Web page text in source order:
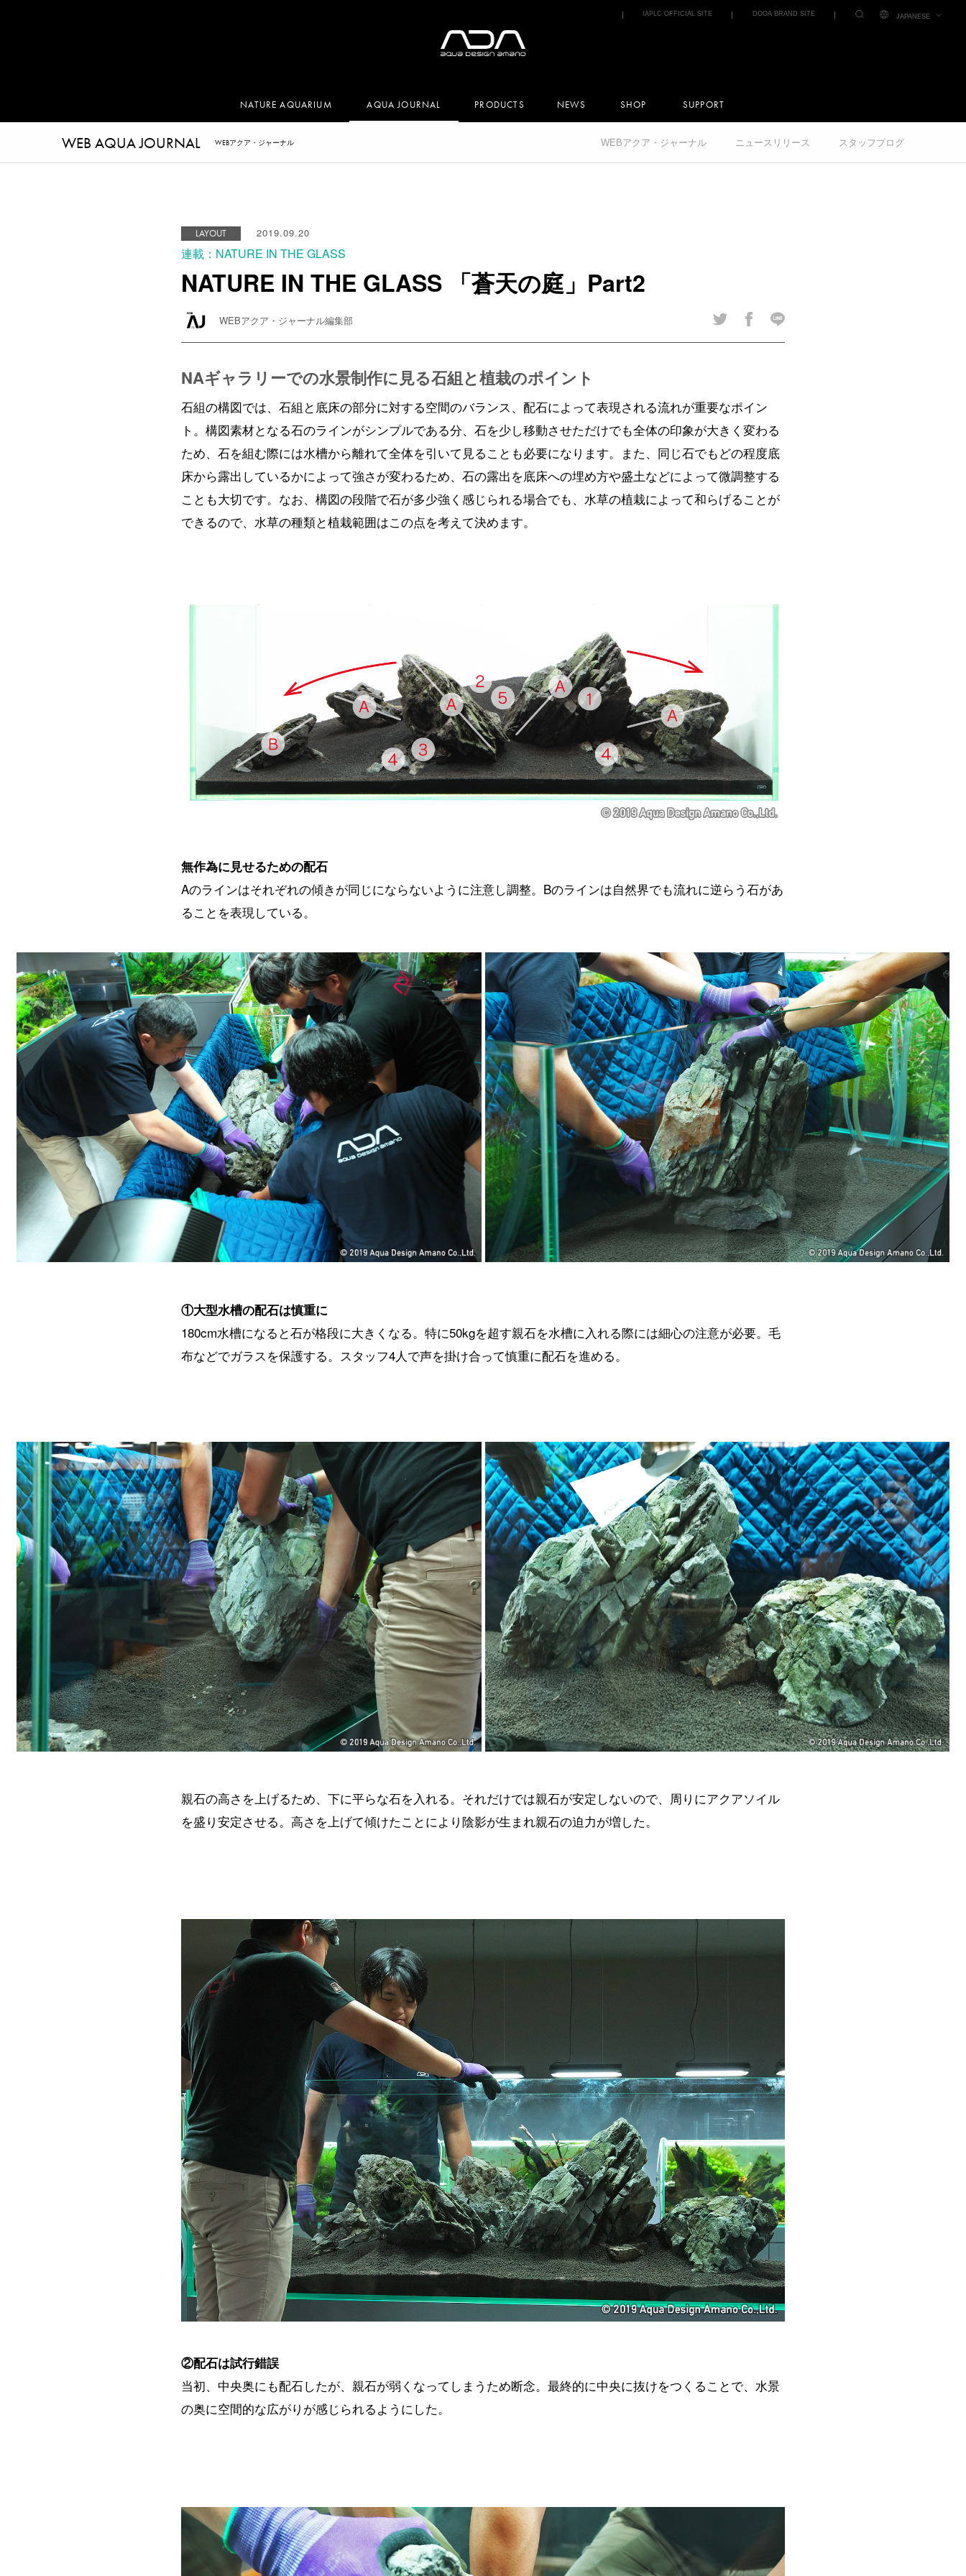
IAPLC OFFICIAL SITE DOOA BRAND SITE JAPANESE
NATURE AQUARIUM AQUA JOURNAL PRODUCTS NEWS SHOP SUPPORT
WEB AQUA JOURNAL WEBアクア・ジャーナル WEBアクア・ジャーナル ニュースリリース スタッフブログ
LAYOUT 2019.09.20
連載：NATURE IN THE GLASS
NATURE IN THE GLASS 「蒼天の庭」Part2
WEBアクア・ジャーナル編集部
NAギャラリーでの水景制作に見る石組と植栽のポイント
石組の構図では、石組と底床の部分に対する空間のバランス、配石によって表現される流れが重要なポイン
ト。構図素材となる石のラインがシンプルである分、石を少し移動させただけでも全体の印象が大きく変わる
ため、石を組む際には水槽から離れて全体を引いて見ることも必要になります。また、同じ石でもどの程度底
床から露出しているかによって強さが変わるため、石の露出を底床への埋め方や盛土などによって微調整する
ことも大切です。なお、構図の段階で石が多少強く感じられる場合でも、水草の植栽によって和らげることが
できるので、水草の種類と植栽範囲はこの点を考えて決めます。
無作為に見せるための配石
Aのラインはそれぞれの傾きが同じにならないように注意し調整。Bのラインは自然界でも流れに逆らう石があ
ることを表現している。
①大型水槽の配石は慎重に
180cm水槽になると石が格段に大きくなる。特に50kgを超す親石を水槽に入れる際には細心の注意が必要。毛
布などでガラスを保護する。スタッフ4人で声を掛け合って慎重に配石を進める。
親石の高さを上げるため、下に平らな石を入れる。それだけでは親石が安定しないので、周りにアクアソイル
を盛り安定させる。高さを上げて傾けたことにより陰影が生まれ親石の迫力が増した。
②配石は試行錯誤
当初、中央奥にも配石したが、親石が弱くなってしまうため断念。最終的に中央に抜けをつくることで、水景
の奥に空間的な広がりが感じられるようにした。